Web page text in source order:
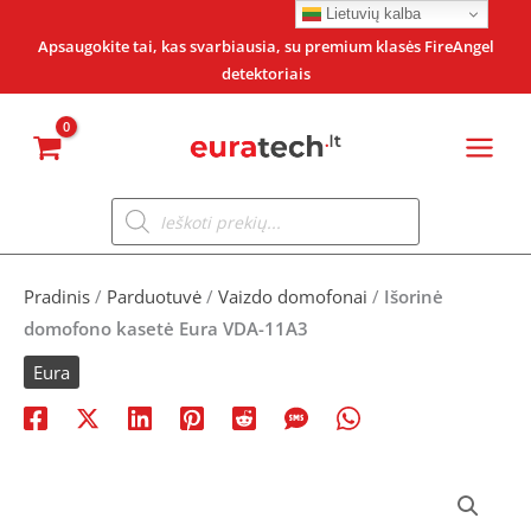
Apsaugokite tai, kas svarbiausia, su premium klasės FireAngel
detektoriais
Products
search
Pradinis / Parduotuvė / Vaizdo domofonai / Išorinė
domofono kasetė Eura VDA-11A3
Eura
Lietuvių kalba